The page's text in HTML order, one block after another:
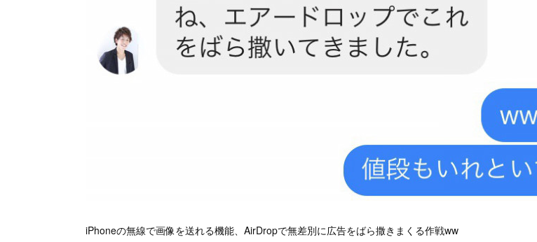
iPhoneの無線で画像を送れる機能、AirDropで無差別に広告をばら撒きまくる作戦ww